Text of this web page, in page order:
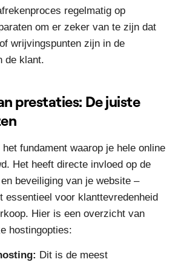
regelmatig op
om er zeker van te zijn dat
wrijvingspunten zijn in de
de klant.
prestaties: De juiste
fundament waarop je hele online
Het heeft directe invloed op de
beveiliging van je website –
essentieel voor klanttevredenheid
Hier is een overzicht van
hostingopties:
Dit is de meest